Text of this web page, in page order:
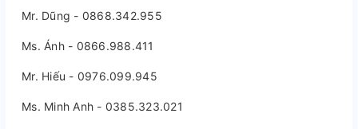
Mr. Dũng - 0868.342.955
Ms. Ánh - 0866.988.411
Mr. Hiếu - 0976.099.945
Ms. Minh Anh - 0385.323.021